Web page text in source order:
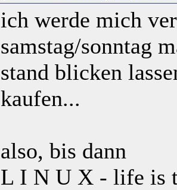
ich werde mich
samstag/sonntag
stand blicken
kaufen...
also, bis dann
L I N U X - life is